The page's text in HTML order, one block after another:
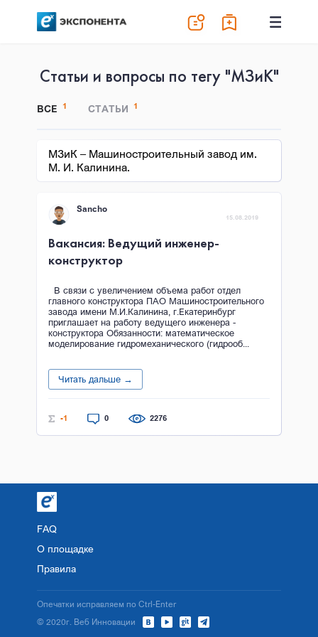
Статьи и вопросы по тегу "МЗиК"
ВСЕ 1 СТАТЬИ 1
МЗиК – Машиностроительный завод им.
М. И. Калинина.
15.08.2019
Sancho
Вакансия: Ведущий инженер-
конструктор
В связи с увеличением объема работ отдел
главного конструктора ПАО Машиностроительного
завода имени М.И.Калинина, г.Екатеринбург
приглашает на работу ведущего инженера -
конструктора Обязанности: математическое
моделирование гидромеханического (гидрооб...
Читать дальше →
-1 0 2276
FAQ
О площадке
Правила
© 2020г. Веб Инновации
Опечатки исправляем по Ctrl-Enter